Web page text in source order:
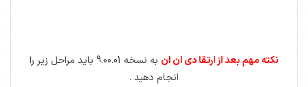
نکته مهم بعد از ارتقا دی ان ان
به نسخه 9.00.01 باید مراحل زیر را
انجام دهید .